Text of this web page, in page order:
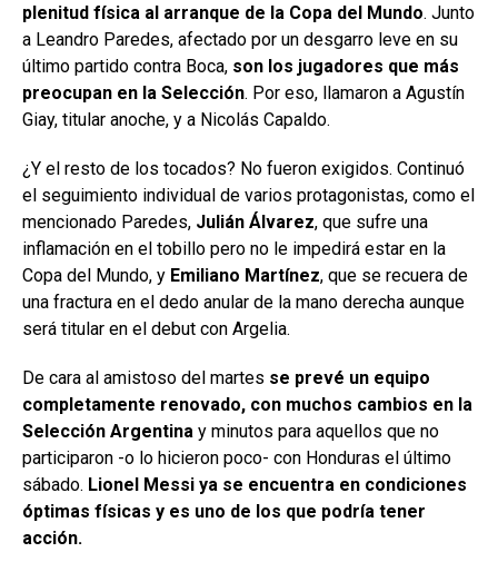
plenitud física al arranque de la Copa del Mundo. Junto
a Leandro Paredes, afectado por un desgarro leve en su
último partido contra Boca, son los jugadores que más
preocupan en la Selección. Por eso, llamaron a Agustín
Giay, titular anoche, y a Nicolás Capaldo.
¿Y el resto de los tocados? No fueron exigidos. Continuó
el seguimiento individual de varios protagonistas, como el
mencionado Paredes, Julián Álvarez, que sufre una
inflamación en el tobillo pero no le impedirá estar en la
Copa del Mundo, y Emiliano Martínez, que se recuera de
una fractura en el dedo anular de la mano derecha aunque
será titular en el debut con Argelia.
De cara al amistoso del martes se prevé un equipo
completamente renovado, con muchos cambios en la
Selección Argentina y minutos para aquellos que no
participaron -o lo hicieron poco- con Honduras el último
sábado. Lionel Messi ya se encuentra en condiciones
óptimas físicas y es uno de los que podría tener
acción.